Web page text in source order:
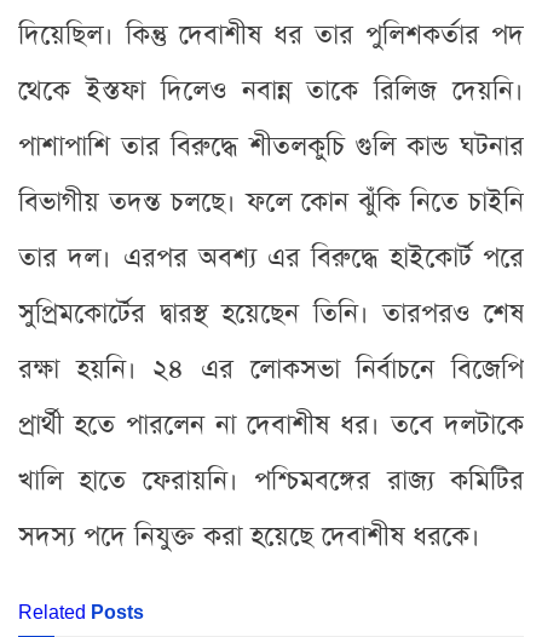
দিয়েছিল। কিন্তু দেবাশীষ ধর তার পুলিশকর্তার পদ
থেকে ইস্তফা দিলেও নবান্ন তাকে রিলিজ দেয়নি।
পাশাপাশি তার বিরুদ্ধে শীতলকুচি গুলি কান্ড ঘটনার
বিভাগীয় তদন্ত চলছে। ফলে কোন ঝুঁকি নিতে চাইনি
তার দল। এরপর অবশ্য এর বিরুদ্ধে হাইকোর্ট পরে
সুপ্রিমকোর্টের দ্বারস্থ হয়েছেন তিনি। তারপরও শেষ
রক্ষা হয়নি। ২৪ এর লোকসভা নির্বাচনে বিজেপি
প্রার্থী হতে পারলেন না দেবাশীষ ধর। তবে দলটাকে
খালি হাতে ফেরায়নি। পশ্চিমবঙ্গের রাজ্য কমিটির
সদস্য পদে নিযুক্ত করা হয়েছে দেবাশীষ ধরকে।
Related Posts